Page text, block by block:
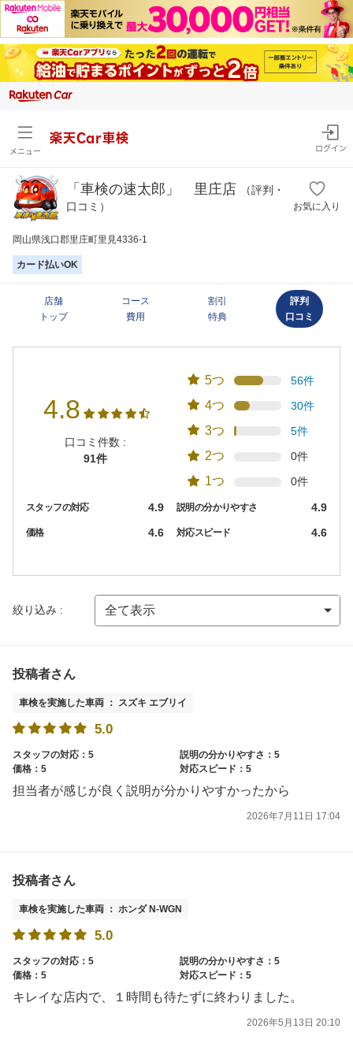
メニュー
楽天Car車検
ログイン
「車検の速太郎」 里庄店
（評判・
口コミ）
お気に入り
岡山県浅口郡里庄町里見4336-1
カード払いOK
店舗
トップ
コース
費用
割引
特典
評判
口コミ
4.8
口コミ件数 :
91件
5つ 56件
4つ 30件
3つ 5件
2つ 0件
1つ 0件
スタッフの対応 4.9 説明の分かりやすさ 4.9
価格 4.6 対応スピード 4.6
絞り込み :
投稿者さん
車検を実施した車両 ： スズキ エブリイ
5.0
スタッフの対応：5
説明の分かりやすさ：5
価格：5
対応スピード：5
担当者が感じが良く説明が分かりやすかったから
2026年7月11日 17:04
投稿者さん
車検を実施した車両 ： ホンダ N-WGN
5.0
スタッフの対応：5
説明の分かりやすさ：5
価格：5
対応スピード：5
キレイな店内で、１時間も待たずに終わりました。
2026年5月13日 20:10